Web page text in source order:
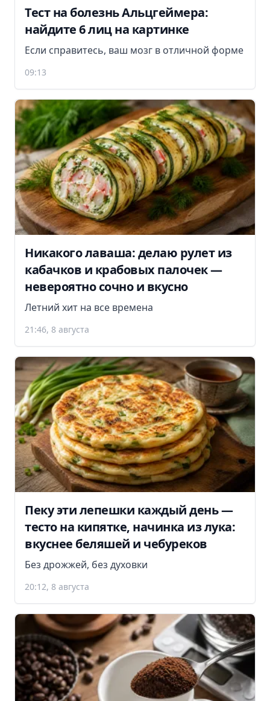
Тест на болезнь Альцгеймера:
найдите 6 лиц на картинке
Если справитесь, ваш мозг в отличной форме
09:13
Никакого лаваша: делаю рулет из
кабачков и крабовых палочек —
невероятно сочно и вкусно
Летний хит на все времена
21:46, 8 августа
Пеку эти лепешки каждый день —
тесто на кипятке, начинка из лука:
вкуснее беляшей и чебуреков
Без дрожжей, без духовки
20:12, 8 августа